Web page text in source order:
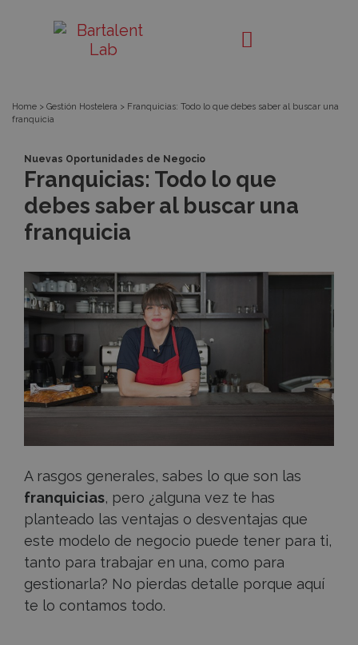
Franquicias:
lo
debes
saber
buscar
una
franquicia
Bartalent
Lab
Home > Gestión Hostelera > Franquicias: Todo lo que debes saber al buscar una
franquicia
Nuevas Oportunidades de Negocio
Franquicias: Todo lo que
debes saber al buscar una
franquicia
A rasgos generales, sabes lo que son las
franquicias, pero ¿alguna vez te has
planteado las ventajas o desventajas que
este modelo de negocio puede tener para ti,
tanto para trabajar en una, como para
gestionarla? No pierdas detalle porque aquí
te lo contamos todo.